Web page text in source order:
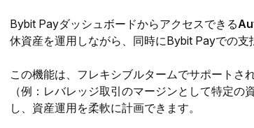
Bybit Payダッシュボードからアクセスできる
休資産を運用しながら、同時にBybit Payでの支
この機能は、フレキシブルタームでサポートさ
（例：レバレッジ取引のマージンとして特定
し、資産運用を柔軟に計画できます。